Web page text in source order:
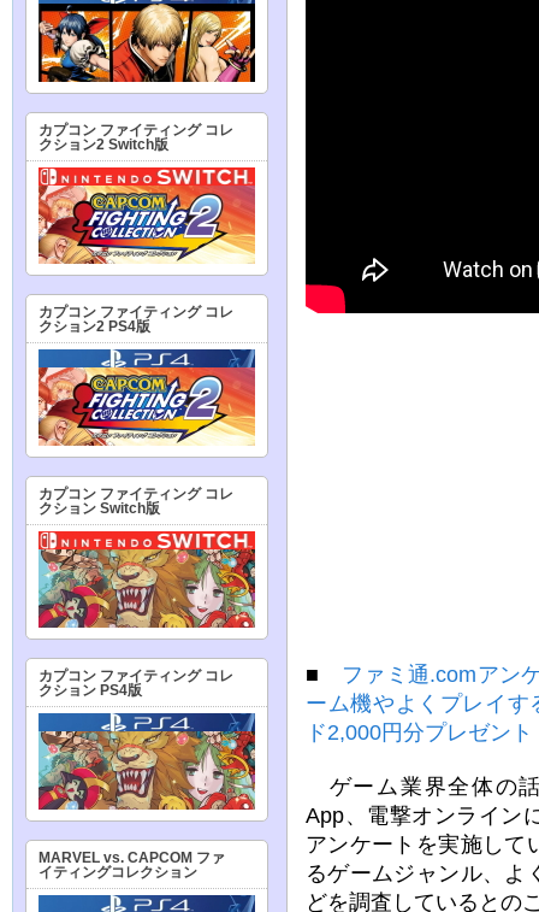
■
ファミ通.comアン
ーム機やよくプレイ
ド2,000円分プレゼント
ゲーム業界全体の
App、電撃オンライン
アンケートを実施して
るゲームジャンル、よ
どを調査しているとの
カプコン ファイティング コレ
クション2 Switch版
カプコン ファイティング コレ
クション2 PS4版
カプコン ファイティング コレ
クション Switch版
カプコン ファイティング コレ
クション PS4版
MARVEL vs. CAPCOM ファ
イティングコレクション